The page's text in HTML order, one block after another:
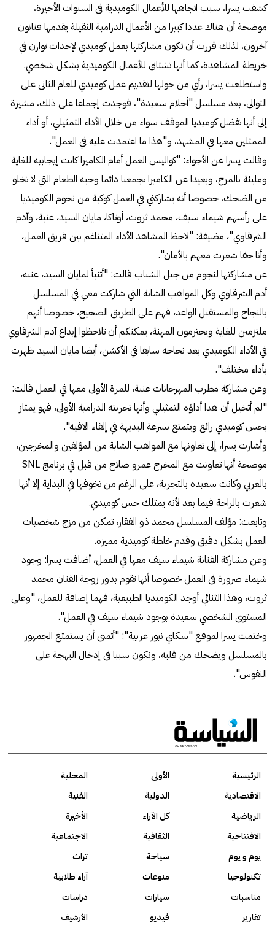
كشفت يسرا، سبب اتجاهها للأعمال الكوميدية في السنوات الأخيرة،
موضحة أن هناك عددا كبيرا من الأعمال الدرامية الثقيلة يقدمها فنانون
آخرون، لذلك قررت أن تكون مشاركتها بعمل كوميدي لإحداث توازن في
خريطة المشاهدة، كما أنها تشتاق للأعمال الكوميدية بشكل شخصي.
واستطلعت يسرا، رأي من حولها لتقديم عمل كوميدي للعام الثاني على
التوالي، بعد مسلسل "أحلام سعيدة"، فوجدت إجماعا على ذلك، مشيرة
إلى أنها تفضل كوميديا الموقف سواء من خلال الأداء التمثيلي، أو أداء
الممثلين معها في المشهد، و"هذا ما اعتمدت عليه في العمل".
وقالت يسرا عن الأجواء: "كواليس العمل أمام الكاميرا كانت إيجابية للغاية
ومليئة بالمرح، وبعيدا عن الكاميرا تجمعنا دائما وجبة الطعام التي لا تخلو
من الضحك، خصوصا أنه يشاركني في العمل كوكبة من نجوم الكوميديا
على رأسهم شيماء سيف، محمد ثروت، أوتاكا، مايان السيد، عنبة، وآدم
الشرقاوي"، مضيفة: "لاحظ المشاهد الأداء المتناغم بين فريق العمل،
وأنا حقا شعرت معهم بالأمان".
عن مشاركتها لنجوم من جيل الشباب قالت: "أتنبأ لمايان السيد، عنبة،
أدم الشرقاوي وكل المواهب الشابة التي شاركت معي في المسلسل
بالنجاح والمستقبل الواعد، فهم على الطريق الصحيح، خصوصا أنهم
ملتزمين للغاية ويحترمون المهنة، يمكنكم أن تلاحظوا إبداع آدم الشرقاوي
في الأداء الكوميدي بعد نجاحه سابقا في الأكشن، أيضا مايان السيد ظهرت
بأداء مختلف".
وعن مشاركة مطرب المهرجانات عنبة، للمرة الأولى معها في العمل قالت:
"لم أتخيل أن هذا أداؤه التمثيلي وأنها تجربته الدرامية الأولى، فهو يمتاز
بحس كوميدي رائع ويتمتع بسرعة البديهة في إلقاء الافيه".
وأشارت يسرا، إلى تعاونها مع المواهب الشابة من المؤلفين والمخرجين،
موضحة أنها تعاونت مع المخرج عمرو صلاح من قبل في برنامج SNL
بالعربي وكانت سعيدة بالتجربة، على الرغم من تخوفها في البداية إلا أنها
شعرت بالراحة فيما بعد لأنه يمتلك حس كوميدي.
وتابعت: مؤلف المسلسل محمد ذو الفقار، تمكن من مزج شخصيات
العمل بشكل دقيق وقدم خلطة كوميدية مميزة.
وعن مشاركة الفنانة شيماء سيف معها في العمل، أضافت يسرا: وجود
شيماء ضرورة في العمل خصوصا أنها تقوم بدور زوجة الفنان محمد
ثروت، وهذا الثنائي أوجد الكوميديا الطبيعية، فهما إضافة للعمل، "وعلى
المستوى الشخصي سعيدة بوجود شيماء سيف في العمل".
وختمت يسرا لموقع "سكاي نيوز عربية": "أتمنى أن يستمتع الجمهور
بالمسلسل ويضحك من قلبه، ونكون سببا في إدخال البهجة على
النفوس".
الرئيسية الأولى
المحلية
الاقتصادية
الدولية
الفنية
الرياضية
كل الآراء
الأخيرة
الافتتاحية
الثقافية
الاجتماعية
يوم و يوم
سياحة
تراث
تكنولوجيا
منوعات
آراء طلابية
مناسبات
سيارات
دراسات
تقارير
فيديو الأرشيف